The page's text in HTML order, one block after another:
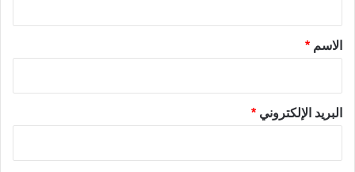
*الاسم *
البريد الإلكتروني *